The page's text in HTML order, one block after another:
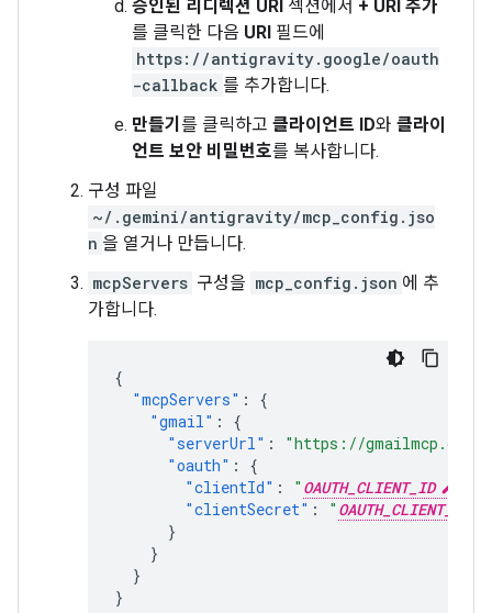
승인된 리디렉션 URI 섹션에서 + URI 추가
를 클릭한 다음 URI 필드에
https://antigravity.google/oauth
-callback 를 추가합니다.
만들기 를 클릭하고 클라이언트 ID와 클라이
언트 보안 비밀번호를 복사합니다.
구성 파일
~/.gemini/antigravity/mcp_config.jso
n 을 열거나 만듭니다.
mcpServers 구성을 mcp_config.json 에 추
가합니다.
{
"mcpServers" :
{
"gmail" :
{
"serverUrl" :
"https://
"oauth" :
{
"clientId" : " OAUTH_CLIENT_ID
"clientSecret" : "
}
}
}
}